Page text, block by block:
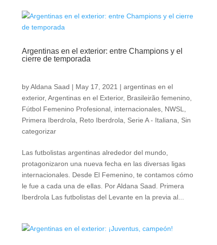
Argentinas en el exterior: entre Champions y el
cierre de temporada
byAldana Saad | May 17, 2021 | argentinas en el
exterior, Argentinas en el Exterior, Brasileirão femenino,
Fútbol Femenino Profesional, internacionales, NWSL
Primera Iberdrola
Reto Iberdrola Serie A - Italiana
Sin
categorizar
Las futbolistas argentinas alrededor del mundo,
protagonizaron una nueva fecha en las diversas ligas
internacionales. Desde El Femenino, te contamos cómo
le fue a cada una de ellas. Por Aldana Saad. Primera
Iberdrola Las futbolistas del Levante en la previa al...